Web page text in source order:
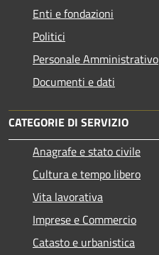
Enti e fondazioni
Politici
Personale Amministrativo
Documenti e dati
CATEGORIE DI SERVIZIO
Anagrafe e stato civile
Cultura e tempo libero
Vita lavorativa
Imprese e Commercio
Catasto e urbanistica